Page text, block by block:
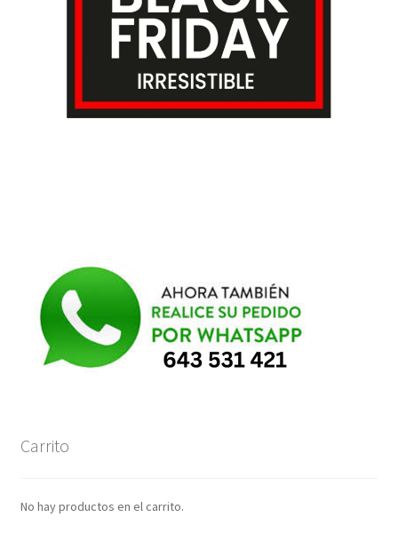
Carrito
No hay productos en el carrito.